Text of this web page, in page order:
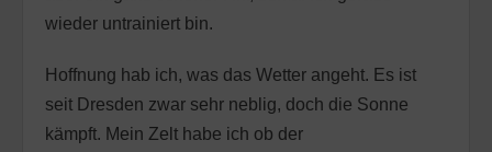
wieder untrainiert bin.
Hoffnung hab ich, was das Wetter angeht. Es ist
seit Dresden zwar sehr neblig, doch die Sonne
kämpft. Mein Zelt habe ich ob der